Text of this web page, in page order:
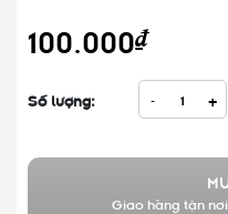
100.000₫
Số lượng: - +
Giao hàng tận